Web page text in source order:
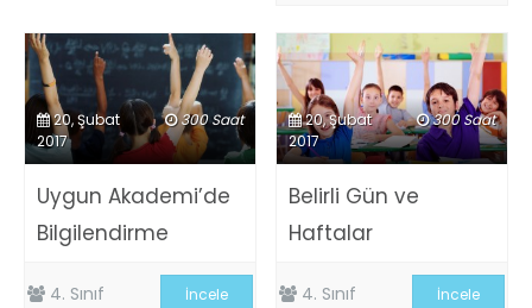
300 Saat
20, Şubat
2017
Uygun Akademi’de
Bilgilendirme
4. Sınıf İncele
300 Saat
20, Şubat
2017
Belirli Gün ve
Haftalar
4. Sınıf İncele